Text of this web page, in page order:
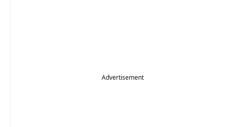
Advertisement